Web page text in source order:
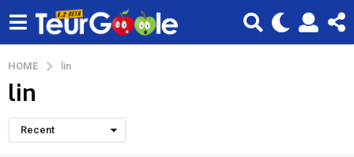
HOME lin
lin
Recent